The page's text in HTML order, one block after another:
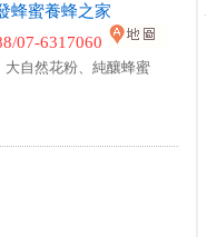
蜂蜜養蜂之家
07-6317060
自然花粉、純釀蜂蜜